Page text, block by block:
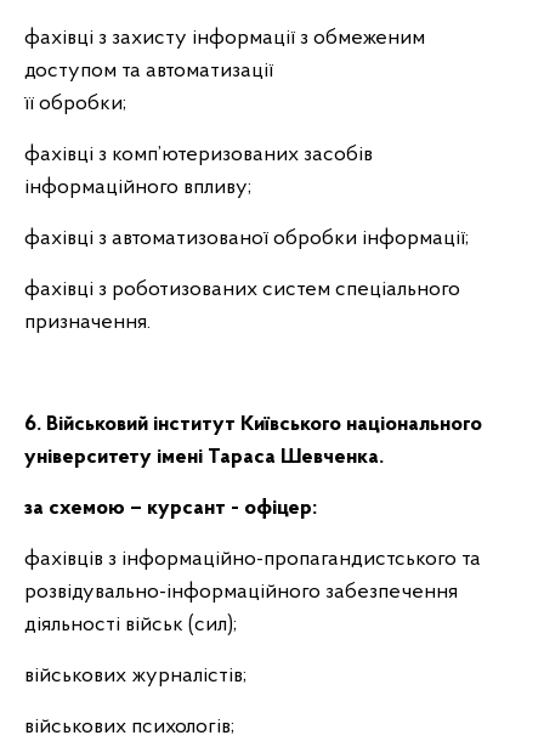
фахівці з захисту інформації з обмеженим
доступом та автоматизації
її обробки;
фахівці з комп’ютеризованих засобів
інформаційного впливу;
фахівці з автоматизованої обробки інформації;
фахівці з роботизованих систем спеціального
призначення.
6. Військовий інститут Київського національного
університету імені Тараса Шевченка.
за схемою – курсант - офіцер:
фахівців з інформаційно-пропагандистського та
розвідувально-інформаційного забезпечення
діяльності військ (сил);
військових журналістів;
військових психологів;